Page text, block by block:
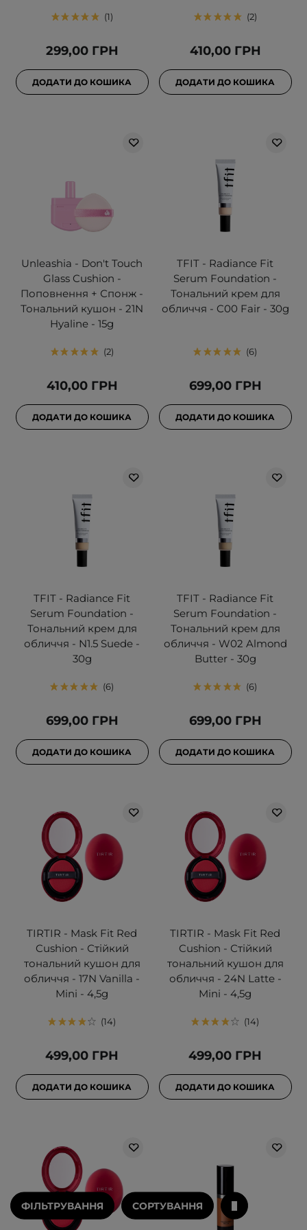
1
299,00 ГРН
ДОДАТИ ДО КОШИКА
2
410,00 ГРН
ДОДАТИ ДО КОШИКА
Unleashia - Don't Touch
Glass Cushion -
Поповнення + Спонж -
Тональний кушон - 21N
Hyaline - 15g
2
410,00 ГРН
ДОДАТИ ДО КОШИКА
TFIT - Radiance Fit
Serum Foundation -
Тональний крем для
обличчя - C00 Fair - 30g
6
699,00 ГРН
ДОДАТИ ДО КОШИКА
TFIT - Radiance Fit
Serum Foundation -
Тональний крем для
обличчя - N1.5 Suede -
30g
6
699,00 ГРН
ДОДАТИ ДО КОШИКА
TFIT - Radiance Fit
Serum Foundation -
Тональний крем для
обличчя - W02 Almond
Butter - 30g
6
699,00 ГРН
ДОДАТИ ДО КОШИКА
TIRTIR - Mask Fit Red
Cushion - Стійкий
тональний кушон для
обличчя - 17N Vanilla -
Mini - 4,5g
14
499,00 ГРН
ДОДАТИ ДО КОШИКА
TIRTIR - Mask Fit Red
Cushion - Стійкий
тональний кушон для
обличчя - 24N Latte -
Mini - 4,5g
14
499,00 ГРН
ДОДАТИ ДО КОШИКА
ФІЛЬТРУВАННЯ СОРТУВАННЯ